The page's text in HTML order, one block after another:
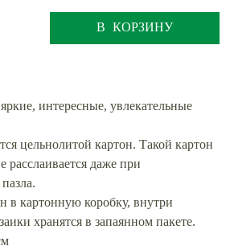
В КОРЗИНУ
интересные, увлекательные
цельнолитой картон. Такой картон
расслаивается даже при
в картонную коробку, внутри
хранятся в запаянном пакете.